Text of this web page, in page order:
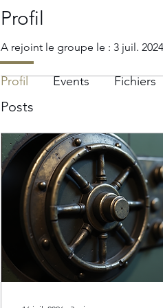
Profil
A rejoint le groupe le : 3 juil. 2024
Posts
Profil Events Fichiers